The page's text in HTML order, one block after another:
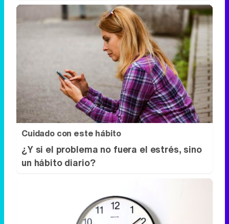
Cuidado con este hábito
¿Y si el problema no fuera el estrés, sino
un hábito diario?